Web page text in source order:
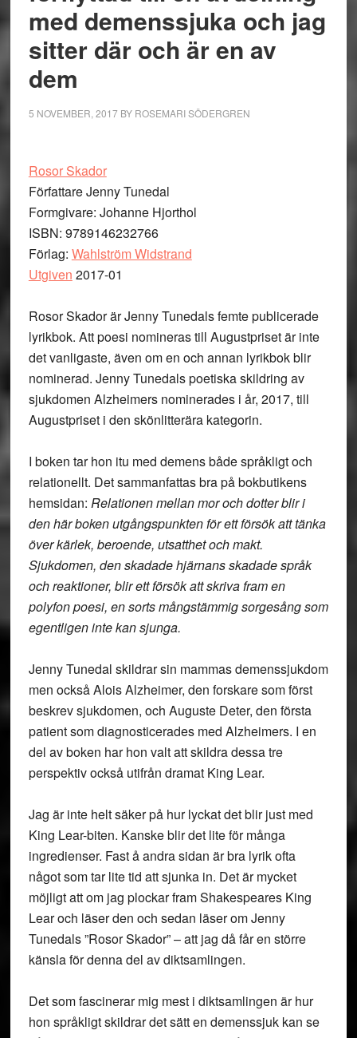
med demenssjuka och jag
sitter där och är en av
dem
5 NOVEMBER, 2017BY ROSEMARI SÖDERGREN
Rosor Skador
Författare Jenny Tunedal
Formgivare: Johanne Hjorthol
ISBN: 9789146232766
Förlag: Wahlström Widstrand
Utgiven 2017-01
Rosor Skador är Jenny Tunedals femte publicerade
lyrikbok. Att poesi nomineras till Augustpriset är inte
det vanligaste, även om en och annan lyrikbok blir
nominerad. Jenny Tunedals poetiska skildring av
sjukdomen Alzheimers nominerades i år, 2017, till
Augustpriset i den skönlitterära kategorin.
I boken tar hon itu med demens både språkligt och
relationellt. Det sammanfattas bra på bokbutikens
hemsidan: Relationen mellan mor och dotter blir i
den här boken utgångspunkten för ett försök att tänka
över kärlek, beroende, utsatthet och makt.
Sjukdomen, den skadade hjärnans skadade språk
och reaktioner, blir ett försök att skriva fram en
polyfon poesi, en sorts mångstämmig sorgesång som
egentligen inte kan sjunga.
Jenny Tunedal skildrar sin mammas demenssjukdom
men också Alois Alzheimer, den forskare som först
beskrev sjukdomen, och Auguste Deter, den första
patient som diagnosticerades med Alzheimers. I en
del av boken har hon valt att skildra dessa tre
perspektiv också utifrån dramat King Lear.
Jag är inte helt säker på hur lyckat det blir just med
King Lear-biten. Kanske blir det lite för många
ingredienser. Fast å andra sidan är bra lyrik ofta
något som tar lite tid att sjunka in. Det är mycket
möjligt att om jag plockar fram Shakespeares King
Lear och läser den och sedan läser om Jenny
Tunedals ”Rosor Skador” – att jag då får en större
känsla för denna del av diktsamlingen.
Det som fascinerar mig mest i diktsamlingen är hur
hon språkligt skildrar det sätt en demenssjuk kan se